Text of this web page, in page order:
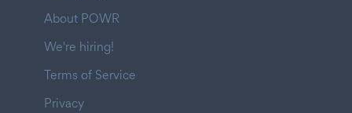
About POWR
We're hiring!
Terms of Service
Privacy